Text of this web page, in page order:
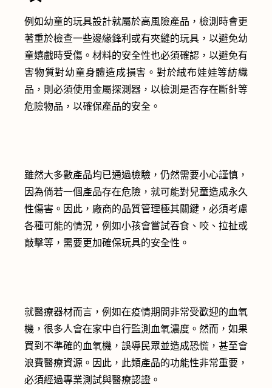
例如幼童的玩具設計就屬於高風險產品，檢測時會更
著重於檢查一些邊緣鋒利或有夾縫的玩具，以避免幼
童嬉戲時受傷。材料的安全性也必須確認，以避免有
害物質對幼童身體造成損害。對於絨布娃娃等紡織
品，則必須使用金屬探測器，以檢測是否存在斷針等
危險物品，以確保產品的安全。
雖然大多數產品均已通過檢驗，仍然需要小心謹慎，
因為倘若一個產品存在危險，就可能對兒童造成永久
性傷害。因此，廠商的品質管理極其關鍵，必須考慮
各種可能的情況，例如小孩會嘗試吞食、咬、拉扯或
敲擊等，需要更加確保玩具的安全性。
就醫療器材而言，例如在疫情期間非常受歡迎的血氧
機，很多人會在家中自行監測血氧濃度。然而，如果
買到不準確的血氧機，誤導民眾並造成恐慌，甚至會
浪費醫療資源。因此，此類產品的功能性非常重要，
必須經過專業測試與醫療認證。